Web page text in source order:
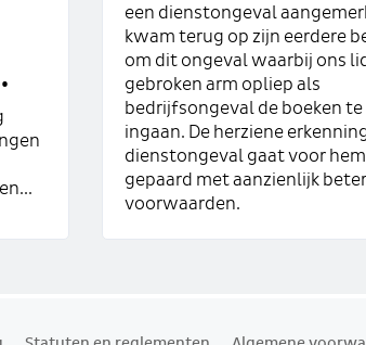
een dienstongeval
kwam terug op zijn eerdere
om dit ongeval waarbij ons
gebroken arm opliep als
bedrijfsongeval de boeken
ingaan. De herziene
dienstongeval gaat voor hem
gepaard met aanzienlijk
voorwaarden.